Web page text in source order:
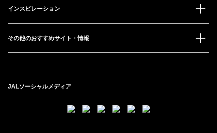
インスピレーション
その他のおすすめサイト・情報
JALソーシャルメディア